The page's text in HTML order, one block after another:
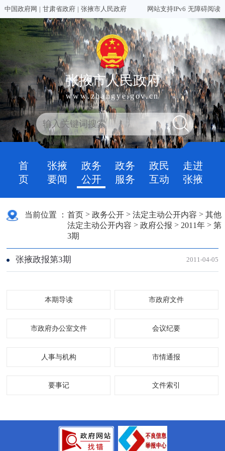
中国政府网 | 甘肃省政府 | 张掖市人民政府 网站支持IPv6 无障碍阅读
张掖市人民政府
www.zhangye.gov.cn
首
页
张掖
要闻
政务
公开
政务
服务
政民
互动
走进
张掖
当前位置 ： 首页 >政务公开 >法定主动公开内容 >其他
法定主动公开内容 >政府公报 > 2011年 >第
3期
张掖政报第3期 2011-04-05
本期导读 市政府文件
市政府办公室文件 会议纪要
人事与机构 市情通报
要事记 文件索引